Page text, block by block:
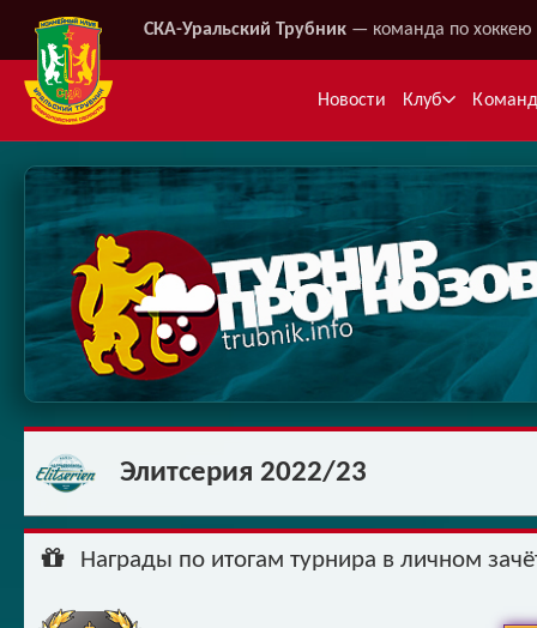
СКА-Уральский Трубник — команда по хоккею
Новости Клуб
Элитсерия 2022/23
Награды по итогам турнира в личном